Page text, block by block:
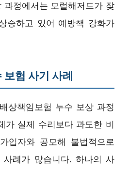
과정에서는 모럴해저드가 잦
승하고 있어 예방책 강화가
보험 사기 사례
상책임보험 누수 보상 과정
가 실제 수리보다 과도한 비
입자와 공모해 불법적으로
사례가 많습니다. 하나의 사